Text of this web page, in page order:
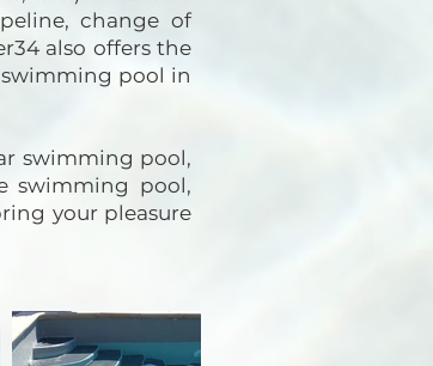
change of
also offers the
pool in
swimming pool,
swimming pool,
your pleasure